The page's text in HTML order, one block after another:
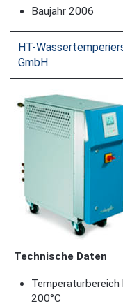
Baujahr 2006
HT-
GmbH
Technische Daten
Temperaturbereich
200°C